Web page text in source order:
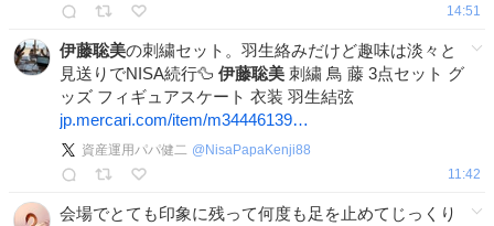
14:51
伊藤聡美の刺繍セット。羽生絡みだけど趣味は淡々と
見送りでNISA続行🦆 伊藤聡美 刺繍 鳥 藤 3点セット グ
ッズ フィギュアスケート 衣装 羽生結弦
jp.mercari.com/item/m34446139…
資産運用パパ健二 @ NisaPapaKenji88
11:42
会場でとても印象に残って何度も足を止めてじっくり